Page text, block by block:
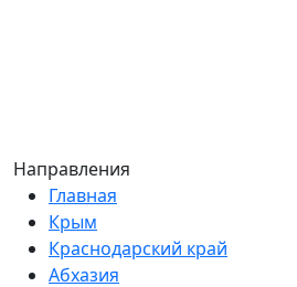
Направления
Главная
Крым
Краснодарский край
Абхазия